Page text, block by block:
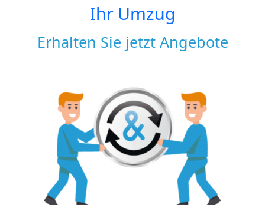
Ihr Umzug
Erhalten Sie jetzt Angebote